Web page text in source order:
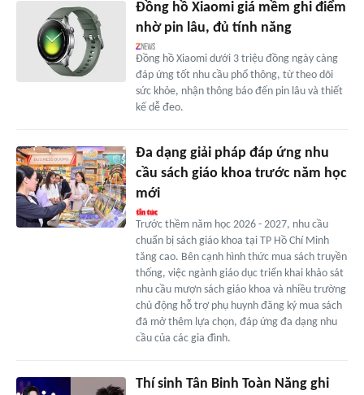
Đồng hồ Xiaomi giá mềm ghi điểm
nhờ pin lâu, đủ tính năng
Đồng hồ Xiaomi dưới 3 triệu đồng ngày càng
đáp ứng tốt nhu cầu phổ thông, từ theo dõi
sức khỏe, nhận thông báo đến pin lâu và thiết
kế dễ đeo.
Đa dạng giải pháp đáp ứng nhu
cầu sách giáo khoa trước năm học
mới
Trước thềm năm học 2026 - 2027, nhu cầu
chuẩn bị sách giáo khoa tại TP Hồ Chí Minh
tăng cao. Bên cạnh hình thức mua sách truyền
thống, việc ngành giáo dục triển khai khảo sát
nhu cầu mượn sách giáo khoa và nhiều trường
chủ động hỗ trợ phụ huynh đăng ký mua sách
đã mở thêm lựa chọn, đáp ứng đa dạng nhu
cầu của các gia đình.
Thí sinh Tân Binh Toàn Năng ghi